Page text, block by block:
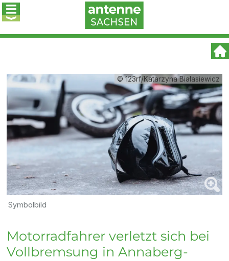
© 123rf/Katarzyna Białasiewicz
Symbolbild
Motorradfahrer verletzt sich bei
Vollbremsung in Annaberg-